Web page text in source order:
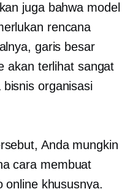
juga bahwa model
rencana
garis besar
akan terlihat sangat
organisasi
Anda mungkin
cara membuat
online khususnya.